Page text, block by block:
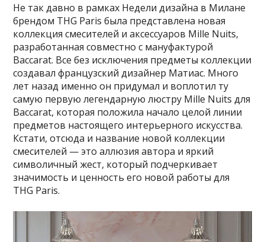
Не так давно в рамках Недели дизайна в Милане
брендом THG Paris была представлена новая
коллекция смесителей и аксессуаров Mille Nuits,
разработанная совместно с мануфактурой
Baccarat. Все без исключения предметы коллекции
создавал французский дизайнер Матиас. Много
лет назад именно он придумал и воплотил ту
самую первую легендарную люстру Mille Nuits для
Baccarat, которая положила начало целой линии
предметов настоящего интерьерного искусства.
Кстати, отсюда и название новой коллекции
смесителей — это аллюзия автора и яркий
символичный жест, который подчеркивает
значимость и ценность его новой работы для
THG Paris.